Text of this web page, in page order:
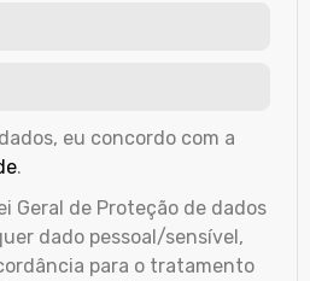
eu concordo com a
.
Geral de Proteção de dados
dado pessoal/sensível,
para o tratamento